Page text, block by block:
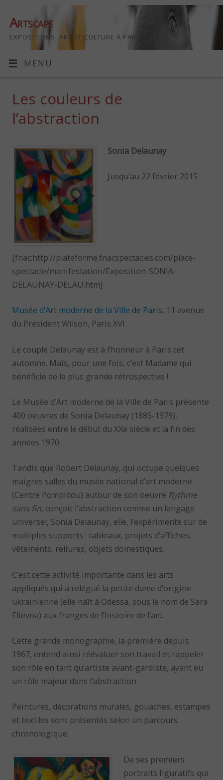
Artscape
EXPOSITIONS, ART ET CULTURE À PARIS
MENU
Les couleurs de
l’abstraction
Sonia Delaunay
Jusqu’au 22 février 2015
[fnac:http://plateforme.fnacspectacles.com/place-
spectacle/manifestation/Exposition-SONIA-
DELAUNAY-DELAU.htm]
Musée d’Art moderne de la Ville de Paris, 11 avenue
du Président Wilson, Paris XVI
Le couple Delaunay est à l’honneur à Paris cet
automne. Mais, pour une fois, c’est Madame qui
bénéficie de la plus grande rétrospective !
Le Musée d’Art moderne de la Ville de Paris présente
400 oeuvres de Sonia Delaunay (1885-1979),
réalisées entre le début du XXe siècle et la fin des
années 1970.
Tandis que Robert Delaunay, qui occupe quelques
maigres salles du musée national d’art moderne
(Centre Pompidou) autour de son oeuvre Rythme
sans fin, conçoit l’abstraction comme un langage
universel, Sonia Delaunay, elle, l’expérimente sur de
multiples supports : tableaux, projets d’affiches,
vêtements, reliures, objets domestiques.
C’est cette activité importante dans les arts
appliqués qui a relégué la petite dame d’origine
ukrainienne (elle naît à Odessa, sous le nom de Sara
Elievna) aux franges de l’histoire de l’art.
Cette grande monographie, la première depuis
1967, entend ainsi réévaluer son travail et rappeler
son rôle en tant qu’artiste avant-gardiste, ayant eu
un rôle majeur dans l’abstraction.
Peintures, décorations murales, gouaches, estampes
et textiles sont présentés selon un parcours
chronologique.
De ses premiers
portraits figuratifs qui